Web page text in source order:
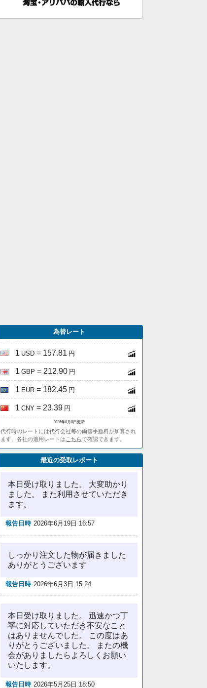
為替レート
1 USD = 157.81 円
1 GBP = 212.90 円
1 EUR = 182.45 円
1 CNY = 23.39 円
2026年8月8日更新
代行時のレートには代行会社毎の両替手数料が加算され
ます。各社の適用レートは こちらで確認できます。
最近の受取レポート
本日受け取りました。 大変助かり
ました。 また利用させていただき
ます。
報告日時 2026年6月19日 16:57
しっかり注文した物が届きました
ありがとうございます
報告日時 2026年6月3日 15:24
本日受け取りました。 迅速かつ丁
寧に対応していただき不安なこと
はありませんでした。 この度はあ
りがとうございました。 またの機
会がありましたらよろしくお願い
いたします。
報告日時 2026年5月25日 18:50